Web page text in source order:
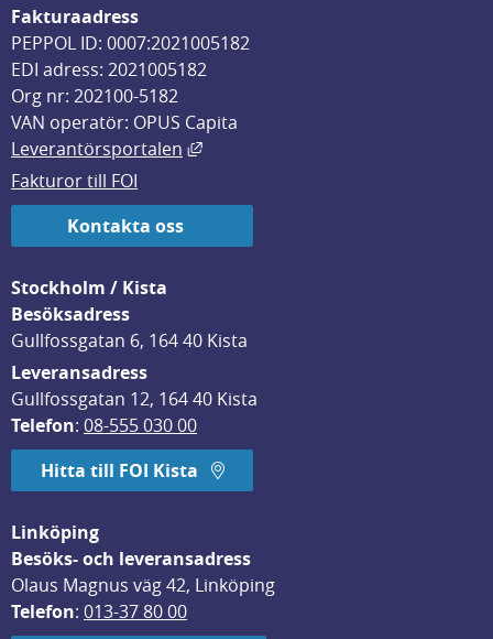
Fakturaadress
PEPPOL ID: 0007:2021005182
EDI adress: 2021005182
Org nr: 202100-5182
VAN operatör: OPUS Capita
Leverantörsportalen
Länk till annan webbplats, öppnas
Fakturor till FOI
Kontakta oss
Stockholm / Kista
Besöksadress
Gullfossgatan 6, 164 40 Kista
Leveransadress
Gullfossgatan 12, 164 40 Kista
Telefon: 08-555 030 00
Hitta till FOI Kista
Linköping
Besöks- och leveransadress
Olaus Magnus väg 42, Linköping
Telefon: 013-37 80 00